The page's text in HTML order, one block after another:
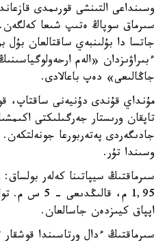
وسىنداعى التىنشى قورىمدى
جاتسا دا بۇلىنبەي ساقتالعان بۇل
جاڭالىعى» دەپ باعالادى.
مۇنداي قۇندى دۇنيەنى ساقتاپ،
تاپقان ورىستار جەرگىلىكتى
جادىگەردى پەتەربورعا
وسىندا تۇر.
1,95 م،
اپپاق كيىزدەن جاسالعان.